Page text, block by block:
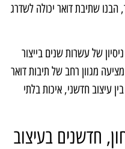
הבנו שתיבת דואר יכולה לשדרג
של עשרות שנים בייצור
מציעה מגוון רחב של תיבות דואר
עיצוב חדשני, איכות בלתי
חדשנים בעיצוב